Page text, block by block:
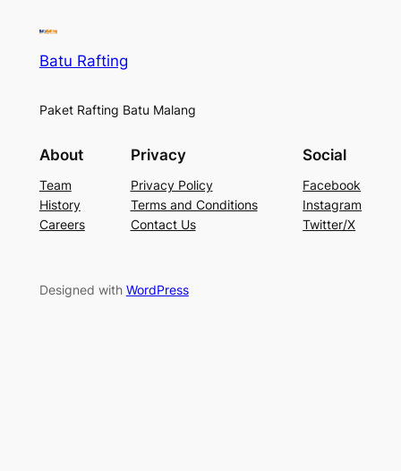
Batu Rafting
Paket Rafting Batu Malang
About
Team
History
Careers
Privacy
Privacy Policy
Terms and Conditions
Contact Us
Social
Facebook
Instagram
Twitter/X
Designed with WordPress